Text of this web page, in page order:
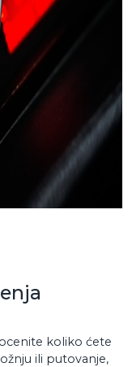
koliko ćete
ili putovanje,